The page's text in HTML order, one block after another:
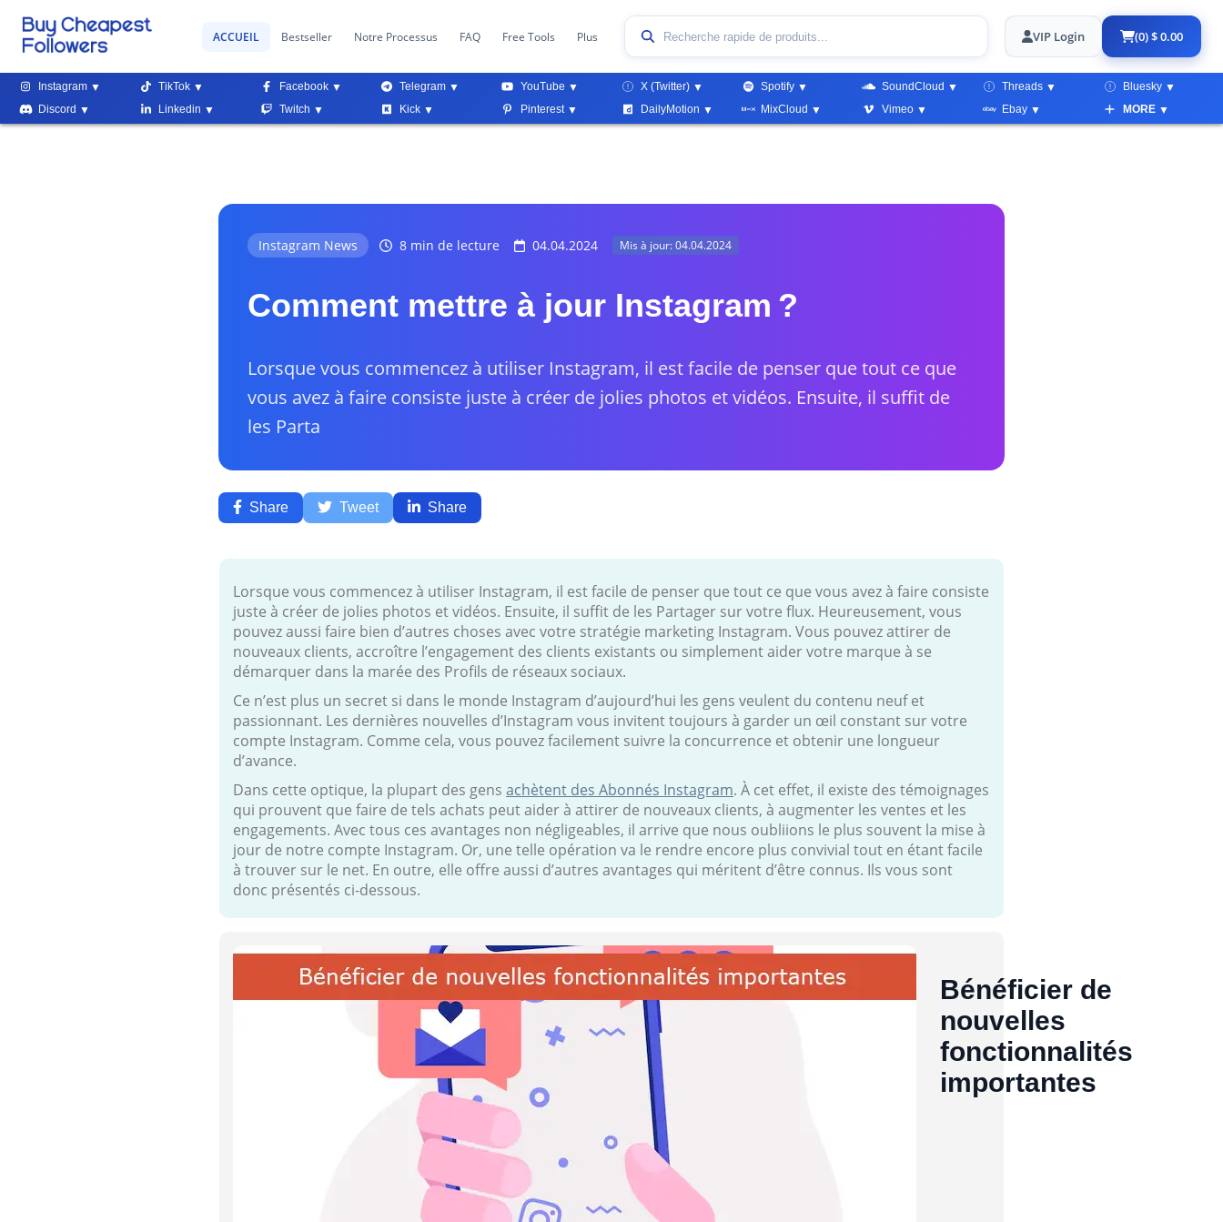
ACCUEIL Bestseller Notre Processus FAQ Free Tools Plus VIP Login (0) $ 0.00
Instagram TikTok Facebook Telegram YouTube X (Twitter) Spotify SoundCloud Threads
Bluesky
Discord
Linkedin Twitch Kick Pinterest DailyMotion MixCloud Vimeo Ebay MORE
Instagram News 8 min de lecture 04.04.2024 Mis à jour: 04.04.2024
Comment mettre à jour Instagram ?
Lorsque vous commencez à utiliser Instagram, il est facile de penser que tout ce que
vous avez à faire consiste juste à créer de jolies photos et vidéos. Ensuite, il suffit de
les Parta
Share Tweet Share
Lorsque vous commencez à utiliser Instagram, il est facile de penser que tout ce que vous avez à faire consiste
juste à créer de jolies photos et vidéos. Ensuite, il suffit de les Partager sur votre flux. Heureusement, vous
pouvez aussi faire bien d’autres choses avec votre stratégie marketing Instagram. Vous pouvez attirer de
nouveaux clients, accroître l’engagement des clients existants ou simplement aider votre marque à se
démarquer dans la marée des Profils de réseaux sociaux.
Ce n’est plus un secret si dans le monde Instagram d’aujourd’hui les gens veulent du contenu neuf et
passionnant. Les dernières nouvelles d’Instagram vous invitent toujours à garder un œil constant sur votre
compte Instagram. Comme cela, vous pouvez facilement suivre la concurrence et obtenir une longueur
d’avance.
Dans cette optique, la plupart des gens achètent des Abonnés Instagram. À cet effet, il existe des témoignages
qui prouvent que faire de tels achats peut aider à attirer de nouveaux clients, à augmenter les ventes et les
engagements. Avec tous ces avantages non négligeables, il arrive que nous oubliions le plus souvent la mise à
jour de notre compte Instagram. Or, une telle opération va le rendre encore plus convivial tout en étant facile
à trouver sur le net. En outre, elle offre aussi d’autres avantages qui méritent d’être connus. Ils vous sont
donc présentés ci-dessous.
Bénéficier de
nouvelles
fonctionnalités
importantes